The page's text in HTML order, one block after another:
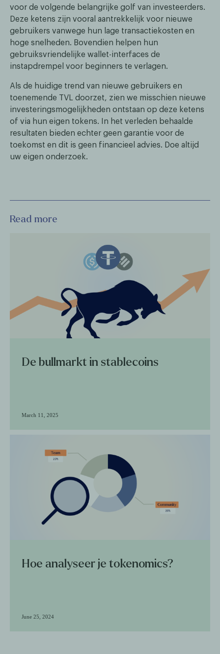
voor de volgende belangrijke golf van investeerders.
Deze ketens zijn vooral aantrekkelijk voor nieuwe
gebruikers vanwege hun lage transactiekosten en
hoge snelheden. Bovendien helpen hun
gebruiksvriendelijke wallet-interfaces de
instapdrempel voor beginners te verlagen.
Als de huidige trend van nieuwe gebruikers en
toenemende TVL doorzet, zien we misschien nieuwe
investeringsmogelijkheden ontstaan op deze ketens
of via hun eigen tokens. In het verleden behaalde
resultaten bieden echter geen garantie voor de
toekomst en dit is geen financieel advies. Doe altijd
uw eigen onderzoek.
Read more
De bullmarkt in stablecoins
March 11, 2025
Hoe analyseer je tokenomics?
June 25, 2024